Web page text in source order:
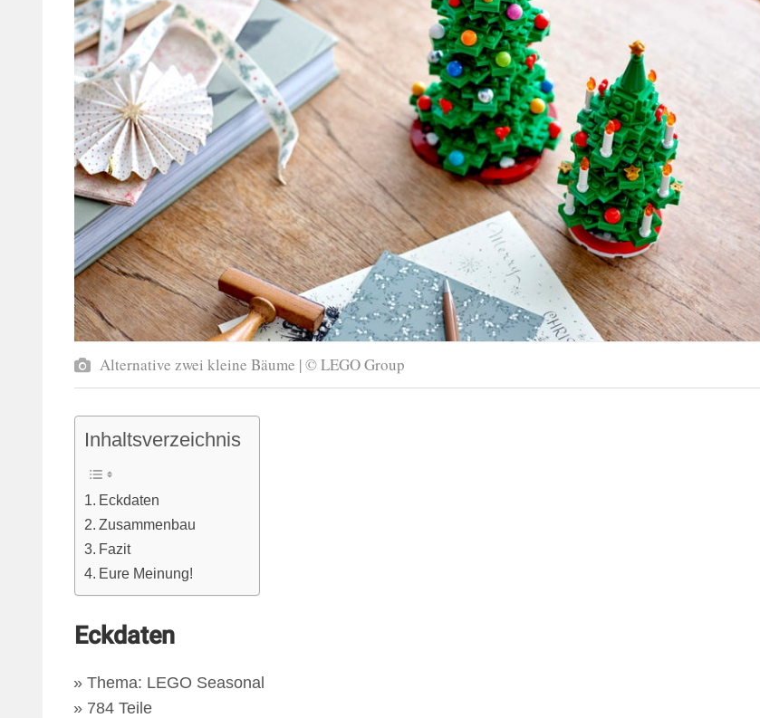
Alternative zwei kleine Bäume | © LEGO Group
Inhaltsverzeichnis
Eckdaten
Zusammenbau
Fazit
Eure Meinung!
Eckdaten
Thema: LEGO Seasonal
784 Teile